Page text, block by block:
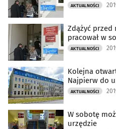
AKTUALNOŚCI
Zdążyć przed
pracował w
AKTUALNOŚCI
Kolejna
Najpierw do
AKTUALNOŚCI
W sobotę
urzędzie